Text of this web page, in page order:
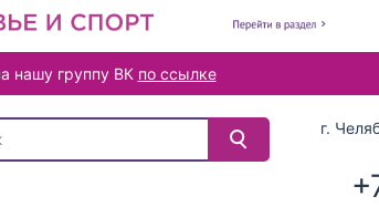
нашу группу ВК по ссылке
найденных результатов используйте
г.